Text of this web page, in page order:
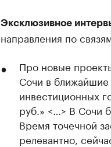
Эксклюзивное
направления по
Про новые
Сочи в ближайшие
инвестиционных
руб.» <…> В Сочи
Время точечной
релевантно,